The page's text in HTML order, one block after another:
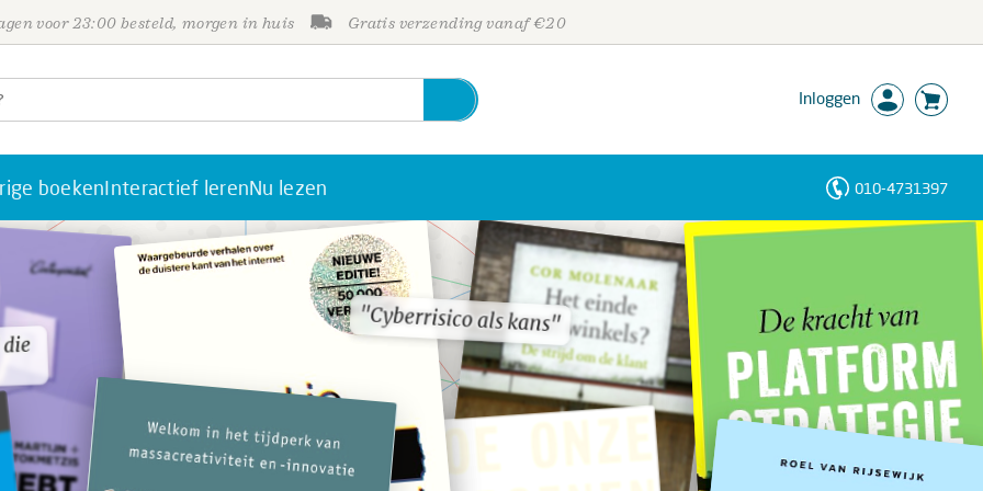
voor 23:00 besteld, morgen in huis Gratis verzending vanaf €20
Inloggen
boekenInteractief lerenNu lezen 010-4731397
"Cyberrisico als kans"
"Cyberrisico als kans"
Personen
Trefwoorden